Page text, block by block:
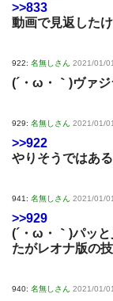
>>833
動画で見返した
922: 名無しさん 2021/01/
(´・ω・｀)ヴァ
929: 名無しさん 2021/01/
>>922
やりそうではあ
941: 名無しさん 2021/01/
>>929
(´・ω・｀)パッ
たがレオナ版の
940: 名無しさん 2021/01/